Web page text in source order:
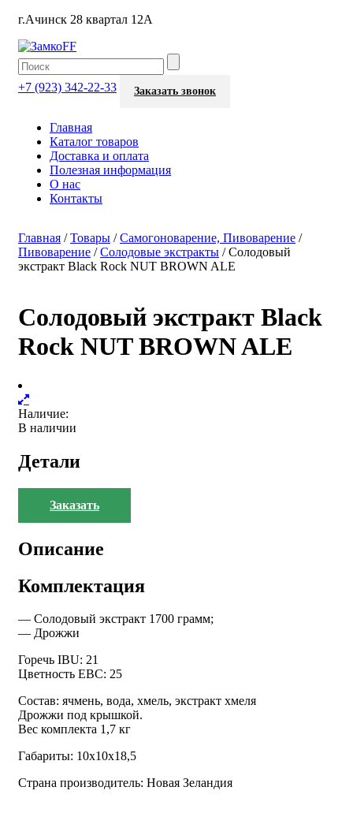
г.Ачинск 28 квартал 12А
+7 (923) 342-22-33 Заказать звонок
Главная
Каталог товаров
Доставка и оплата
Полезная информация
О нас
Контакты
Главная /Товары /Самогоноварение, Пивоварение /
Пивоварение /Солодовые экстракты /Солодовый
экстракт Black Rock NUT BROWN ALE
Солодовый экстракт Black
Rock NUT BROWN ALE
Наличие:
В наличии
Детали
Заказать
Описание
Комплектация
— Солодовый экстракт 1700 грамм;
— Дрожжи
Горечь IBU: 21
Цветность EBC: 25
Состав: ячмень, вода, хмель, экстракт хмеля
Дрожжи под крышкой.
Вес комплекта 1,7 кг
​Габариты: 10х10х18,5
Страна производитель: Новая Зеландия